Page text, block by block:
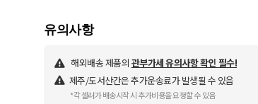
유의사항
해외배송 제품의 관부가세 유의사항 확인 필수!
제주/도서산간은 추가운송료가 발생될 수 있음
*각 셀러가 배송시작 시 추가비용을 요청할 수 있음